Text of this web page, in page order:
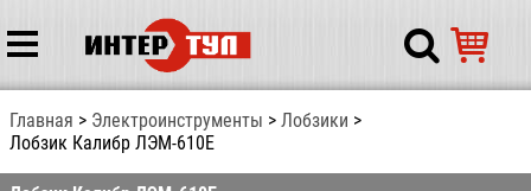
Главная Электрoинcтрумeнты
Лобзики
Лобзик Калибр ЛЭМ-610Е